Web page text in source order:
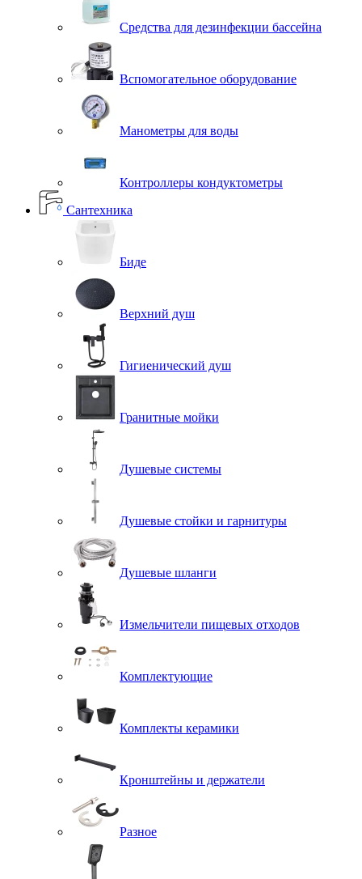
Средства для дезинфекции бассейна
Вспомогательное оборудование
Манометры для воды
Контроллеры кондуктометры
Сантехника
Биде
Верхний душ
Гигиенический душ
Гранитные мойки
Душевые системы
Душевые стойки и гарнитуры
Душевые шланги
Измельчители пищевых отходов
Комплектующие
Комплекты керамики
Кронштейны и держатели
Разное